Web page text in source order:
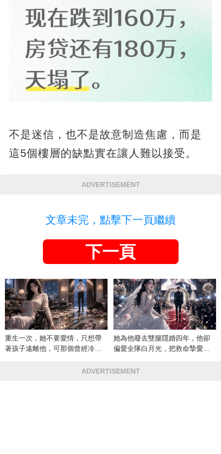
不是迷信，也不是故意制造焦慮，而是
這5個樓層的缺點實在讓人難以接受。
ADVERTISEMENT
文章未完，點擊下一頁繼續
下一頁
重生一次，她不要愛情，只想帶
著孩子遠離他，可那個曾經冷漠
她為他廢去雙腿隱婚四年，他卻
偏愛全隊白月光，把救命摯愛當
ADVERTISEMENT